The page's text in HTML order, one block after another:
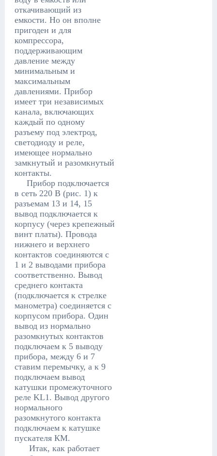
откачивающий из
емкости. Но он вполне
пригоден и для
компрессора,
поддерживающим
давление между
минимальным и
максимальным
давлениями. Прибор
имеет три независимых
канала, включающих
каждый по одному
разъему под электрод,
светодиоду и реле,
имеющее нормально
замкнутый и разомкнутый
контакты.
Прибор подключается
в сеть 220 В (рис. 1) к
разъемам 13 и 14, 15
вывод подключается к
корпусу (через крепежный
винт платы). Провода
нижнего и верхнего
контактов соединяются с
1 и 2 выводами прибора
соответственно. Вывод
среднего контакта
(подключается к стрелке
манометра) соединяется с
корпусом прибора. Один
вывод из нормально
разомкнутых контактов
подключаем к 5 выводу
прибора, между 6 и 7
ставим перемычку, а к 9
подключаем вывод
катушки промежуточного
реле KL1. Вывод другого
нормального
разомкнутого контакта
подключаем к катушке
пускателя КМ.
Итак, как работает